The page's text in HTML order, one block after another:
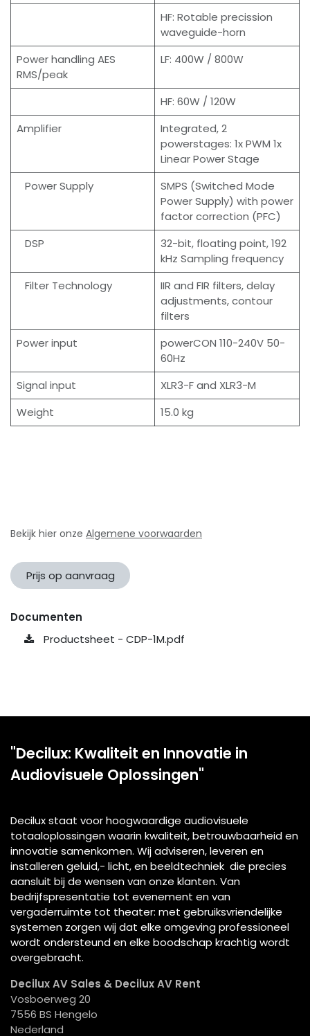
HF: Rotable precission
waveguide-horn
Power handling AES
RMS/peak
LF: 400W / 800W
HF: 60W / 120W
Amplifier
Integrated, 2
powerstages: 1x PWM 1x
Linear Power Stage
Power Supply
SMPS (Switched Mode
Power Supply) with power
factor correction (PFC)
DSP
32-bit, floating point, 192
kHz Sampling frequency
Filter Technology
IIR and FIR filters, delay
adjustments, contour
filters
Power input
powerCON 110-240V 50-
60Hz
Signal input
XLR3-F and XLR3-M
Weight
15.0 kg
Bekijk hier onze Algemene voorwaarden
Prijs op aanvraag
Documenten
Productsheet - CDP-1M.pdf
"Decilux: Kwaliteit en Innovatie in
Audiovisuele Oplossingen"
Decilux staat voor hoogwaardige audiovisuele
totaaloplossingen waarin kwaliteit, betrouwbaarheid en
innovatie samenkomen. Wij adviseren, leveren en
installeren geluid,- licht, en beeldtechniek die precies
aansluit bij de wensen van onze klanten. Van
bedrijfspresentatie tot evenement en van
vergaderruimte tot theater: met gebruiksvriendelijke
systemen zorgen wij dat elke omgeving professioneel
wordt ondersteund en elke boodschap krachtig wordt
overgebracht.
Decilux AV Sales & Decilux AV Rent
Vosboerweg 20
7556 BS Hengelo
Nederland